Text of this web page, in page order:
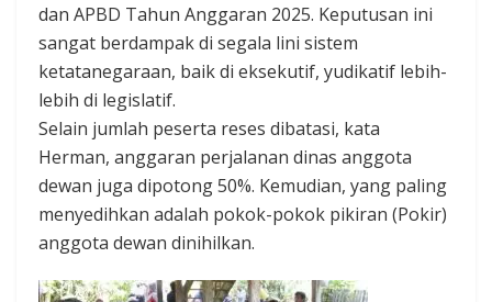
dan APBD Tahun Anggaran 2025. Keputusan ini
sangat berdampak di segala lini sistem
ketatanegaraan, baik di eksekutif, yudikatif lebih-
lebih di legislatif.
Selain jumlah peserta reses dibatasi, kata
Herman, anggaran perjalanan dinas anggota
dewan juga dipotong 50%. Kemudian, yang paling
menyedihkan adalah pokok-pokok pikiran (Pokir)
anggota dewan dinihilkan.